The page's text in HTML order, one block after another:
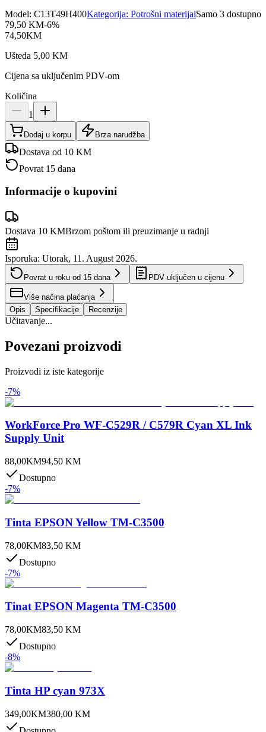
Model: C13T49H400Kategorija: Potrošni materijalSamo 3 dostupno
79,50 KM-6%
74,50KM
Ušteda 5,00 KM
Cijena sa uključenim PDV-om
Količina
1
Dodaj u korpu Brza narudžba
Dostava od 10 KM
Povrat 15 dana
Informacije o kupovini
Dostava 10 KMBrzom poštom ili preuzimanje u radnji
Isporuka: Utorak, 11. August 2026.
Povrat u roku od 15 dana PDV uključen u cijenu
Više načina plaćanja
Opis
Specifikacije Recenzije
Učitavanje...
Povezani proizvodi
Proizvodi iz iste kategorije
-7%
WorkForce Pro WF-C529R / C579R Cyan XL Ink
Supply Unit
88,00KM94,50 KM
Dostupno
-7%
Tinta EPSON Yellow TM-C3500
78,00KM83,50 KM
Dostupno
-7%
Tinat EPSON Magenta TM-C3500
78,00KM83,50 KM
Dostupno
-8%
Tinta HP cyan 973X
349,00KM380,00 KM